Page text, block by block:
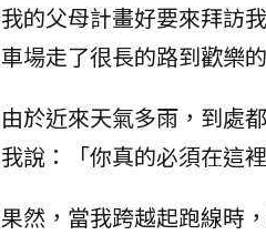
我的父母計畫好要來拜訪
車場走了很長的路到歡樂
由於近來天氣多雨，到處
我說：「你真的必須在這
果然，當我跨越起跑線時